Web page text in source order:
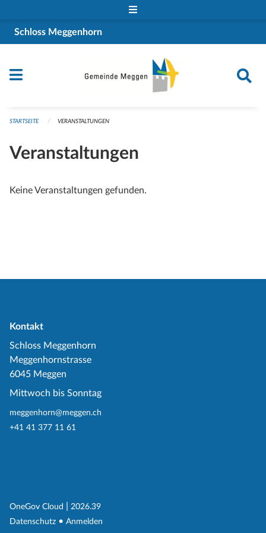
Schloss Meggenhorn
STARTSEITE VERANSTALTUNGEN
Veranstaltungen
Keine Veranstaltungen gefunden.
Kontakt
Schloss Meggenhorn
Meggenhornstrasse
6045 Meggen
Mittwoch bis Sonntag
meggenhorn@meggen.ch
+41 41 377 11 61
OneGov Cloud (External Link)
2026.39
Datenschutz (External Link)
Anmelden